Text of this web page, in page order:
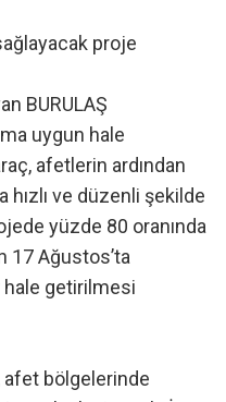
proje
BURULAŞ
uygun hale
afetlerin ardından
ve düzenli şekilde
yüzde 80 oranında
17 Ağustos’ta
hale getirilmesi
afet bölgelerinde